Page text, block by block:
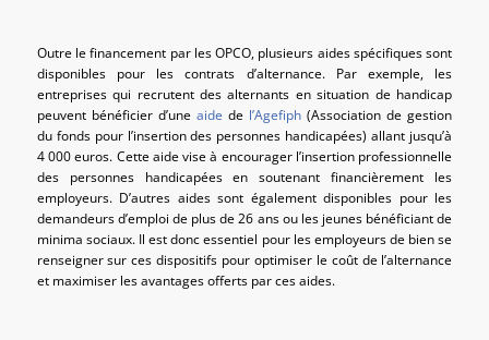
Outre le financement par les OPCO, plusieurs aides spécifiques sont
disponibles pour les contrats d’alternance. Par exemple, les
entreprises qui recrutent des alternants en situation de handicap
peuvent bénéficier d’une aide de l’Agefiph (Association de gestion
du fonds pour l’insertion des personnes handicapées) allant jusqu’à
4 000 euros. Cette aide vise à encourager l’insertion professionnelle
des personnes handicapées en soutenant financièrement les
employeurs. D’autres aides sont également disponibles pour les
demandeurs d’emploi de plus de 26 ans ou les jeunes bénéficiant de
minima sociaux. Il est donc essentiel pour les employeurs de bien se
renseigner sur ces dispositifs pour optimiser le coût de l’alternance
et maximiser les avantages offerts par ces aides.